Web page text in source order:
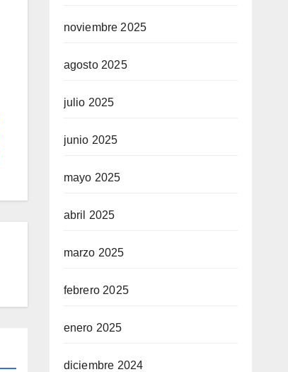
noviembre 2025
agosto 2025
julio 2025
junio 2025
mayo 2025
abril 2025
marzo 2025
febrero 2025
enero 2025
diciembre 2024